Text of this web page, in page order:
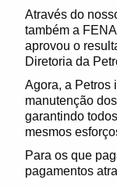
Através do
também a
aprovou o
Diretoria da
Agora, a Petros
manutenção
garantindo
mesmos
Para os que
pagamentos